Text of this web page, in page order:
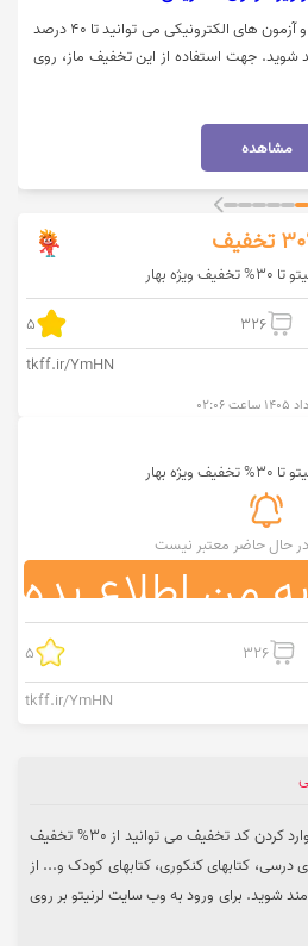
برای خرید آموزش آنلاین کنکوری و آزمون های الکترونیکی می توانید تا 40 درصد
شوید. جهت استفاده از این تخفیف ماز، روی
مشاهده
تخفیف
بهار
326
5
tkff.ir/YmHN
بهار
حال حاضر معتبر نیست
من اطلاع بده
326
5
tkff.ir/YmHN
از طریق سایت تخفیف هات و با وارد کردن کد تخفیف می ‌توانید از 30% تخفیف
درسی، کتابهای کنکوری، کتابهای کودک و... از
مند شوید. برای ورود به وب سایت لرنیتو بر روی